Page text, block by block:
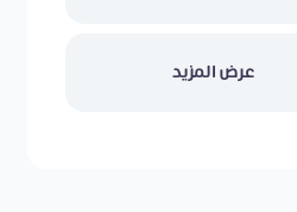
عرض المزيد